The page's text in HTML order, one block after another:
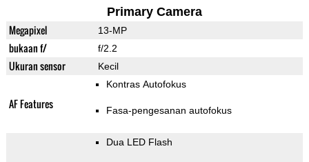
Primary Camera
Megapixel 13-MP
bukaan f/ f/2.2
Ukuran sensor Kecil
AF Features
Kontras Autofokus
Fasa-pengesanan autofokus
Dua LED Flash